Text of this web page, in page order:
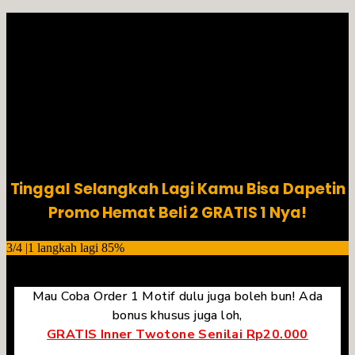
Tinggal Selangkah Lagi Kamu Bisa Dapetin
Promo Hemat Beli 2 GRATIS 1 Nya!
3/4 |1 langkah lagi 85%
Mau Coba Order 1 Motif dulu juga boleh bun! Ada
bonus khusus juga loh,
GRATIS Inner Twotone Senilai Rp20.000